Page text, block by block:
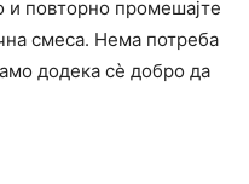
и повторно промешајте
смеса. Нема потреба
додека сѐ добро да